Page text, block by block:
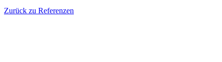
Zurück zu Referenzen